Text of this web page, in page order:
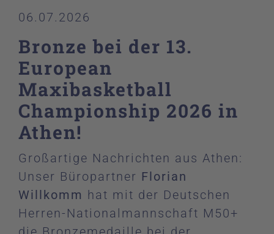
06.07.2026
Bronze bei der 13.
European
Maxibasketball
Championship 2026 in
Athen!
Großartige Nachrichten aus Athen:
Unser Büropartner Florian
Willkomm hat mit der Deutschen
Herren-Nationalmannschaft M50+